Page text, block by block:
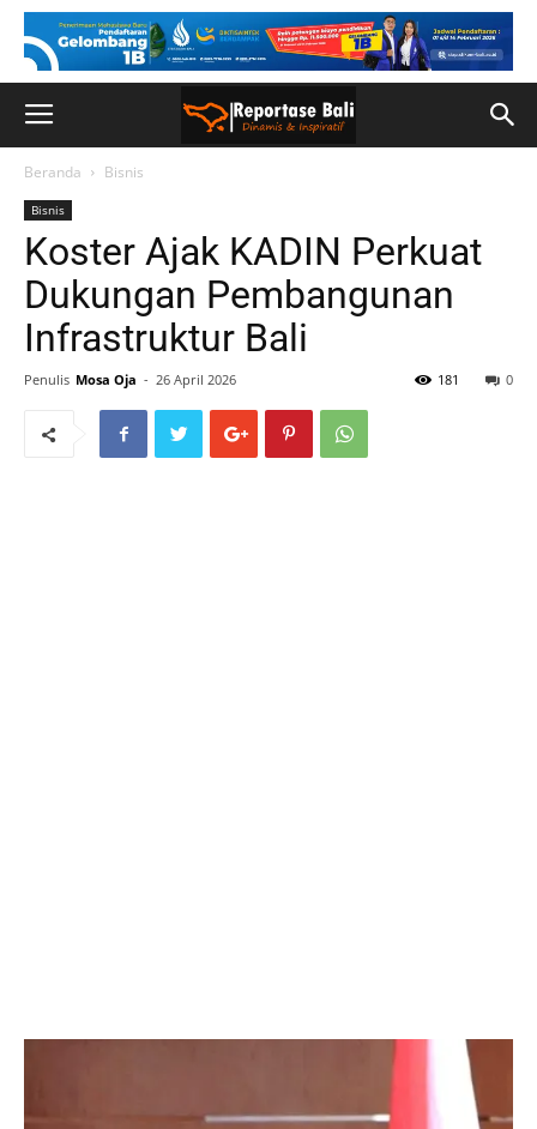
Beranda Bisnis
Bisnis
Koster Ajak KADIN Perkuat
Dukungan Pembangunan
Infrastruktur Bali
Penulis Mosa Oja - 26 April 2026 0
181